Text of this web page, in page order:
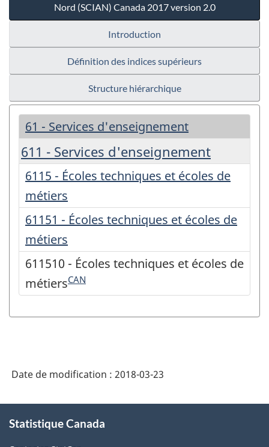
Nord (SCIAN) Canada 2017 version 2.0
Introduction
Définition des indices supérieurs
Structure hiérarchique
61 - Services d'enseignement
611 - Services d'enseignement
6115 - Écoles techniques et écoles de
métiers
61151 - Écoles techniques et écoles de
métiers
611510 - Écoles techniques et écoles de
métiersCAN
Date de modification : 2018-03-23
propos
Statistique Canada